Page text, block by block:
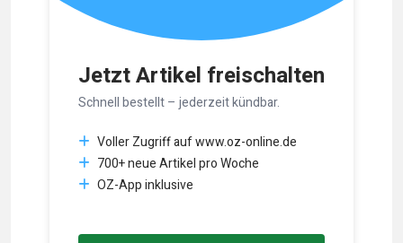
Jetzt Artikel freischalten
Schnell bestellt – jederzeit kündbar.
Voller Zugriff auf www.oz-online.de
700+ neue Artikel pro Woche
OZ-App inklusive